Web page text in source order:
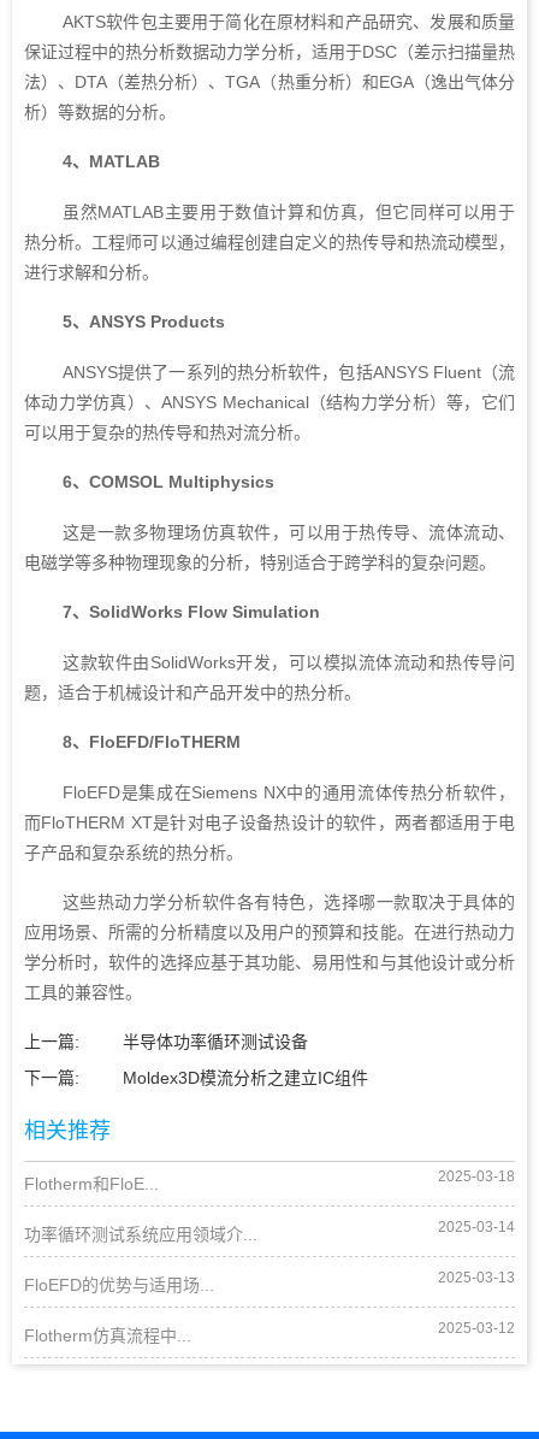
AKTS软件包主要用于简化在原材料和产品研究、发展和质量
保证过程中的热分析数据动力学分析，适用于DSC（差示扫描量热
法）、DTA（差热分析）、TGA（热重分析）和EGA（逸出气体分
析）等数据的分析。
4、MATLAB
虽然MATLAB主要用于数值计算和仿真，但它同样可以用于
热分析。工程师可以通过编程创建自定义的热传导和热流动模型，
进行求解和分析。
5、ANSYS Products
ANSYS提供了一系列的热分析软件，包括ANSYS Fluent（流
体动力学仿真）、ANSYS Mechanical（结构力学分析）等，它们
可以用于复杂的热传导和热对流分析。
6、COMSOL Multiphysics
这是一款多物理场仿真软件，可以用于热传导、流体流动、
电磁学等多种物理现象的分析，特别适合于跨学科的复杂问题。
7、SolidWorks Flow Simulation
这款软件由SolidWorks开发，可以模拟流体流动和热传导问
题，适合于机械设计和产品开发中的热分析。
8、FloEFD/FloTHERM
FloEFD是集成在Siemens NX中的通用流体传热分析软件，
而FloTHERM XT是针对电子设备热设计的软件，两者都适用于电
子产品和复杂系统的热分析。
这些热动力学分析软件各有特色，选择哪一款取决于具体的
应用场景、所需的分析精度以及用户的预算和技能。在进行热动力
学分析时，软件的选择应基于其功能、易用性和与其他设计或分析
工具的兼容性。
上一篇:
半导体功率循环测试设备
下一篇:
Moldex3D模流分析之建立IC组件
相关推荐
Flotherm和FloE... 2025-03-18
功率循环测试系统应用领域介... 2025-03-14
FloEFD的优势与适用场... 2025-03-13
Flotherm仿真流程中... 2025-03-12